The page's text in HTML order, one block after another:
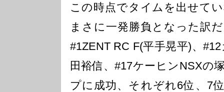
この時点でタイムを出せて
まさに一発勝負となった訳
#1ZENT RC F(平手晃平)、
田裕信、#17ケーヒンNSXの
プに成功、それぞれ6位、7